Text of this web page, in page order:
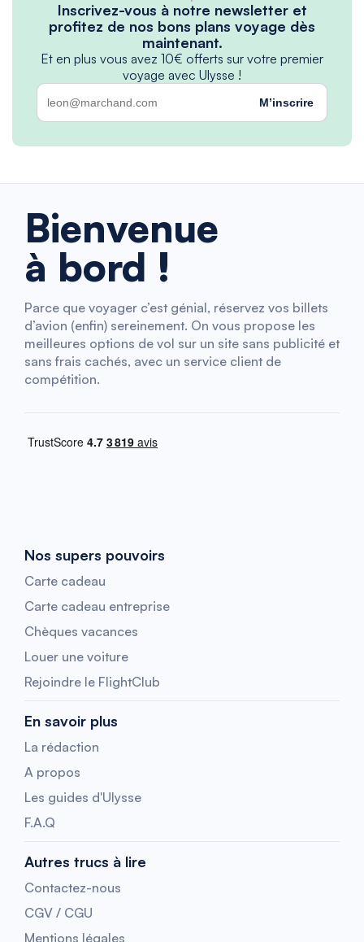
Inscrivez-vous à notre newsletter et
profitez de nos bons plans voyage dès
maintenant.
Et en plus vous avez 10€ offerts sur votre premier
voyage avec Ulysse !
M’inscrire
Bienvenue
à bord !
Parce que voyager c’est génial, réservez vos billets
d’avion (enfin) sereinement. On vous propose les
meilleures options de vol sur un site sans publicité et
sans frais cachés, avec un service client de
compétition.
Nos supers pouvoirs
Carte cadeau
Carte cadeau entreprise
Chèques vacances
Louer une voiture
Rejoindre le FlightClub
En savoir plus
La rédaction
A propos
Les guides d'Ulysse
F.A.Q
Autres trucs à lire
Contactez-nous
CGV / CGU
Mentions légales